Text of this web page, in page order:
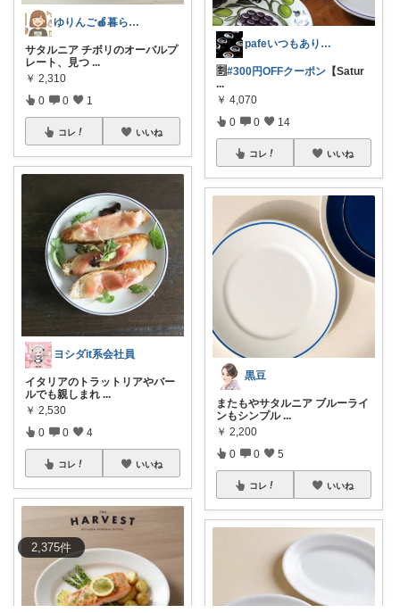
2,375件
ゆりんご🍎暮らしにまつわるおすすめ品
サタルニア チボリのオーバルプ
レート、見つ ...
￥ 2,310
0 0 1
コレ いいね
ヨシダit系会社員
イタリアのトラットリアやバー
ルでも親しまれ ...
￥ 2,530
0 0 4
コレ いいね
pafeいつもありがとう🌈🧚🏻💘
🈹#300円OFFクーポン ​【Satur
...
￥ 4,070
0 0 14
コレ いいね
黒豆
またもやサタルニア ブルーライ
ンもシンプル ...
￥ 2,200
0 0 5
コレ いいね